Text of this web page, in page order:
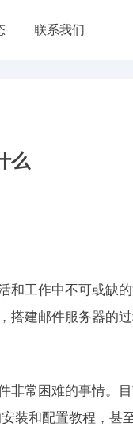
联系我们
么
和工作中不可或缺
搭建邮件服务器的
非常困难的事情。
装和配置教程，甚